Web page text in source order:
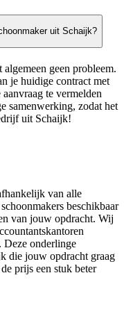
uit Schaijk?
geen probleem.
je huidige contract met
te vermelden
samenwerking, zodat het
uit Schaijk!
van alle
beschikbaar
van jouw opdracht. Wij
Deze onderlinge
die jouw opdracht graag
prijs een stuk beter